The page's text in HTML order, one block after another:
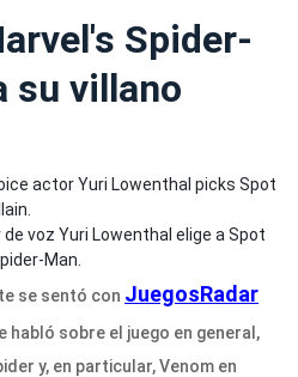
Spider-
su villano
de voz Yuri Lowenthal elige a Spot
Man.
se sentó con JuegosRadar
habló sobre el juego en general,
y, en particular, Venom en